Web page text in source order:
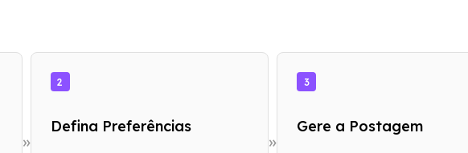
»
2
Defina Preferências
»
3
Gere a Postagem